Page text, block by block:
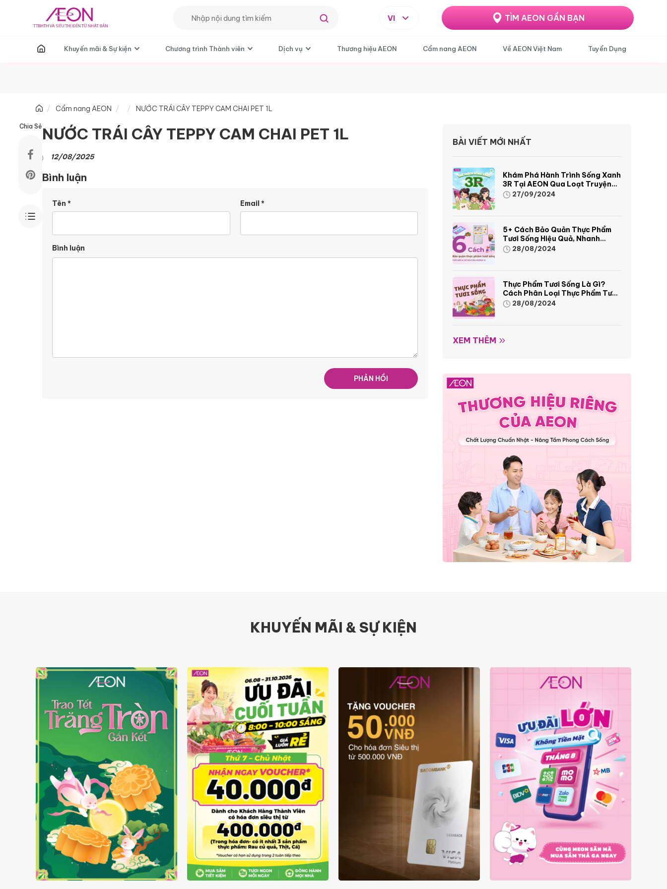
VI TÌM AEON GẦN BẠN
T Khuyến mãi & Sự kiện Chương trình Thành viên Dịch vụ Thương hiệu AEON Cẩm nang AEON Về AEON Việt Nam Tuyển Dụng
Cẩm nang AEON NƯỚC TRÁI CÂY TEPPY CAM CHAI PET 1L
Chia Sẻ NƯỚC TRÁI CÂY TEPPY CAM CHAI PET 1L
12/08/2025
Bình luận
Tên * Email*
Bình luận
BÀI VIẾT MỚI NHẤT
Khám Phá Hành Trình Sống Xanh
3R Tại AEON Qua Loạt Truyện
Tranh Sinh Động Và Thú Vị
27/09/2024
5+ Cách Bảo Quản Thực Phẩm
Tươi Sống Hiệu Quả, Nhanh
Chóng
28/08/2024
Thực Phẩm Tươi Sống Là Gì?
Cách Phân Loại Thực Phẩm Tươi
Sống28/08/2024
XEM THÊM
KHUYẾN MÃI & SỰ KIỆN
TRAO TẾT TRĂNG TRÒN GẮN
GIÁ LUÔN RẺ TỪ 6/8 - 31/10
ƯU ĐÃI THẺ VẬT LÝ